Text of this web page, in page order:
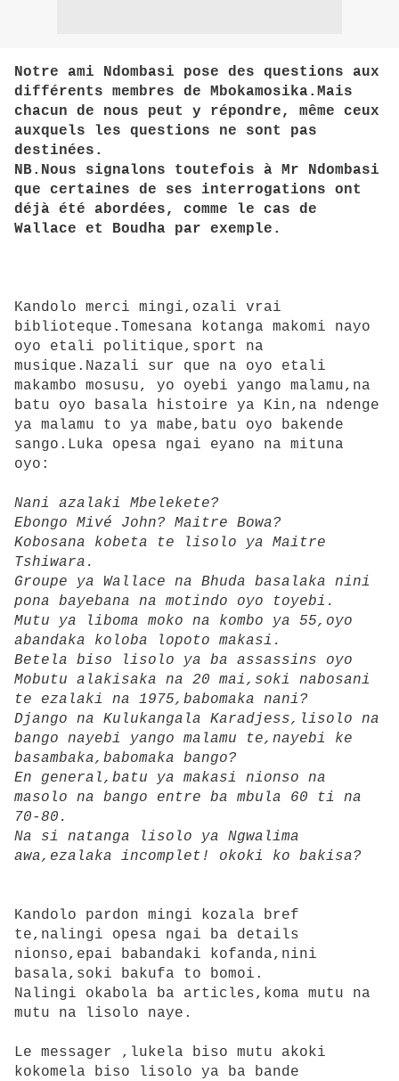
Notre ami Ndombasi pose des questions aux
différents membres de Mbokamosika.Mais
chacun de nous peut y répondre, même ceux
auxquels les questions ne sont pas
destinées.
NB.Nous signalons toutefois à Mr Ndombasi
que certaines de ses interrogations ont
déjà été abordées, comme le cas de
Wallace et Boudha par exemple.
Kandolo merci mingi,ozali vrai
biblioteque.Tomesana kotanga makomi nayo
oyo etali politique,sport na
musique.Nazali sur que na oyo etali
makambo mosusu, yo oyebi yango malamu,na
batu oyo basala histoire ya Kin,na ndenge
ya malamu to ya mabe,batu oyo bakende
sango.Luka opesa ngai eyano na mituna
oyo:
Nani azalaki Mbelekete?
Ebongo Mivé John? Maitre Bowa?
Kobosana kobeta te lisolo ya Maitre
Tshiwara.
Groupe ya Wallace na Bhuda basalaka nini
pona bayebana na motindo oyo toyebi.
Mutu ya liboma moko na kombo ya 55,oyo
abandaka koloba lopoto makasi.
Betela biso lisolo ya ba assassins oyo
Mobutu alakisaka na 20 mai,soki nabosani
te ezalaki na 1975,babomaka nani?
Django na Kulukangala Karadjess,lisolo na
bango nayebi yango malamu te,nayebi ke
basambaka,babomaka bango?
En general,batu ya makasi nionso na
masolo na bango entre ba mbula 60 ti na
70-80.
Na si natanga lisolo ya Ngwalima
awa,ezalaka incomplet! okoki ko bakisa?
Kandolo pardon mingi kozala bref
te,nalingi opesa ngai ba details
nionso,epai babandaki kofanda,nini
basala,soki bakufa to bomoi.
Nalingi okabola ba articles,koma mutu na
mutu na lisolo naye.
Le messager ,lukela biso mutu akoki
kokomela biso lisolo ya ba bande